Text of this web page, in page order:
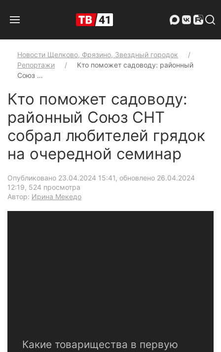
Новости Щелково, Фрязино, Звездный городок
Репортажи
Кто поможет садоводу: районный
Союз …
Кто поможет садоводу:
районный Союз СНТ
собрал любителей грядок
на очередной семинар
Опубликовано 23.04.2024 15:41, обновлено 26.04.2024
12:19, 524 просмотра
Автор: Ирина Мекедо
Какие товарищества в первую